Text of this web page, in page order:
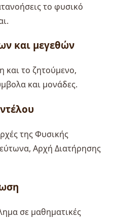
το φυσικό
και μεγεθών
και το ζητούμενο,
και μονάδες.
της Φυσικής
Αρχή Διατήρησης
σε μαθηματικές